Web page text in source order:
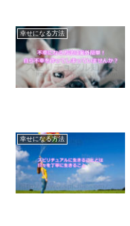
幸せになる方法
幸せになる方法